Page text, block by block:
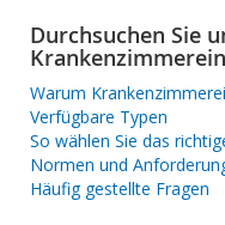
Durchsuchen Sie
Warum
Verfügbare Typen
So wählen Sie das
Normen und
Häufig gestellte Fragen